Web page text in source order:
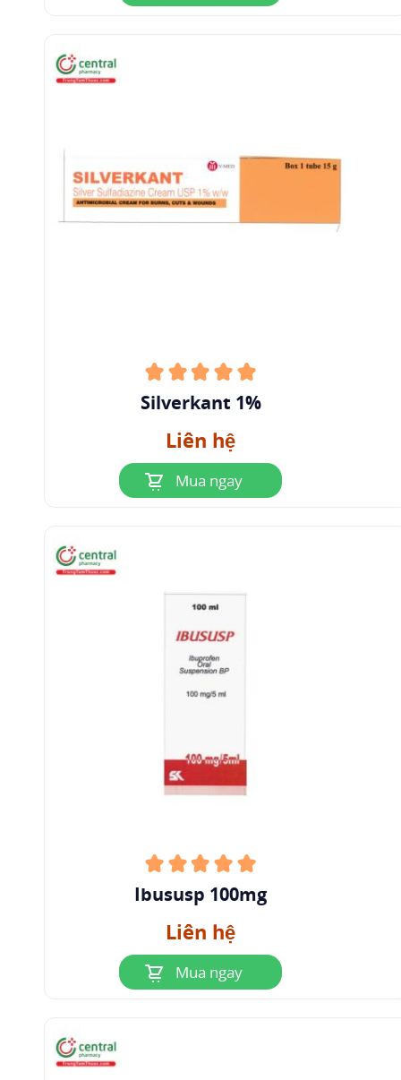
Silverkant 1%
Liên hệ
Mua ngay
Ibususp 100mg
Liên hệ
Mua ngay